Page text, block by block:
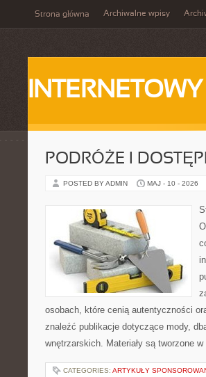
Strona główna Archiwalne wpisy
PODRÓŻE I
POSTED BY ADMIN MAJ - 10 - 2026
osobach, które cenią autentyczności
znaleźć publikacje dotyczące mody,
wnętrzarskich. Materiały są tworzone
CATEGORIES: ARTYKUŁY